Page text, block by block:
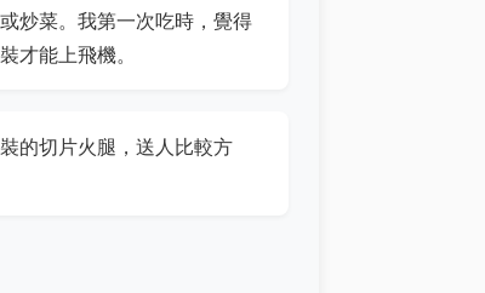
炒菜。我第一次吃時，覺得
才能上飛機。
的切片火腿，送人比較方